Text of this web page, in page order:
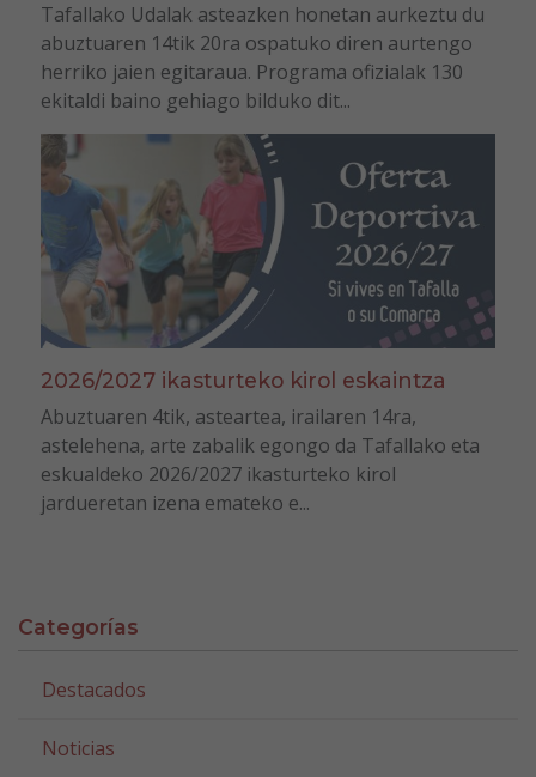
Tafallako Udalak asteazken honetan aurkeztu du
abuztuaren 14tik 20ra ospatuko diren aurtengo
herriko jaien egitaraua. Programa ofizialak 130
ekitaldi baino gehiago bilduko dit...
2026/2027 ikasturteko kirol eskaintza
Abuztuaren 4tik, asteartea, irailaren 14ra,
astelehena, arte zabalik egongo da Tafallako eta
eskualdeko 2026/2027 ikasturteko kirol
jardueretan izena emateko e...
Categorías
Destacados
Noticias